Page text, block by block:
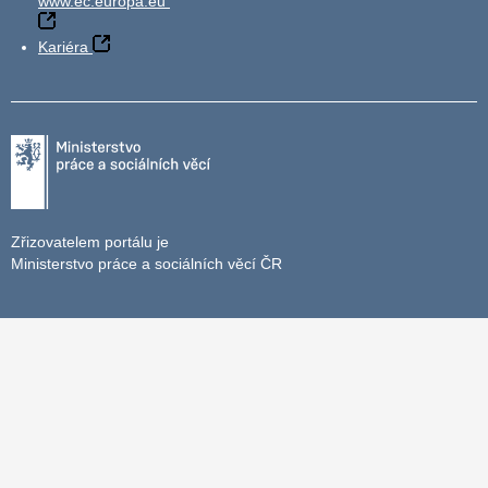
Kariéra
Zřizovatelem portálu je
Ministerstvo práce a sociálních věcí ČR